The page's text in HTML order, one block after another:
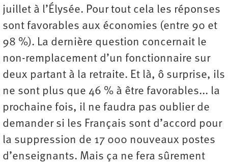
juillet à l’Élysée. Pour tout cela les réponses
sont favorables aux économies (entre 90 et
98 %). La dernière question concernait le
non-remplacement d’un fonctionnaire sur
deux partant à la retraite. Et là, ô surprise, ils
ne sont plus que 46 % à être favorables... la
prochaine fois, il ne faudra pas oublier de
demander si les Français sont d’accord pour
la suppression de 17 000 nouveaux postes
d’enseignants. Mais ça ne fera sûrement